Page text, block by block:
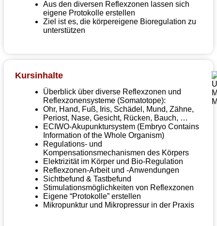
Aus den diversen Reflexzonen lassen sich
eigene Protokolle erstellen
Ziel ist es, die körpereigene Bioregulation zu
unterstützen
Kursinhalte
Überblick über diverse Reflexzonen und
Reflexzonensysteme (Somatotope):
Ohr, Hand, Fuß, Iris, Schädel, Mund, Zähne,
Periost, Nase, Gesicht, Rücken, Bauch, …
ECIWO-Akupunktursystem (Embryo Contains
Information of the Whole Organism)
Regulations- und
Kompensationsmechanismen des Körpers
Elektrizität im Körper und Bio-Regulation
Reflexzonen-Arbeit und -Anwendungen
Sichtbefund & Tastbefund
Stimulationsmöglichkeiten von Reflexzonen
Eigene “Protokolle” erstellen
Mikropunktur und Mikropressur in der Praxis